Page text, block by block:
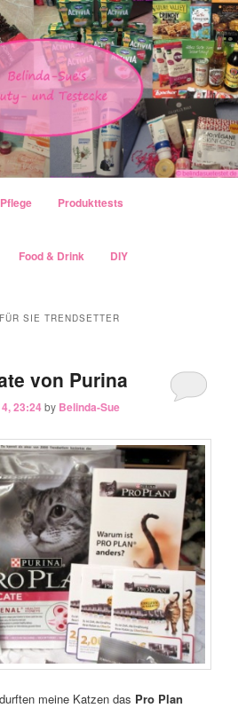
wechselnProdukttests
Food & Drink DIY
FÜR SIE TRENDSETTER
von Purina
23:24by Belinda-Sue
durften meine Katzen das Pro Plan